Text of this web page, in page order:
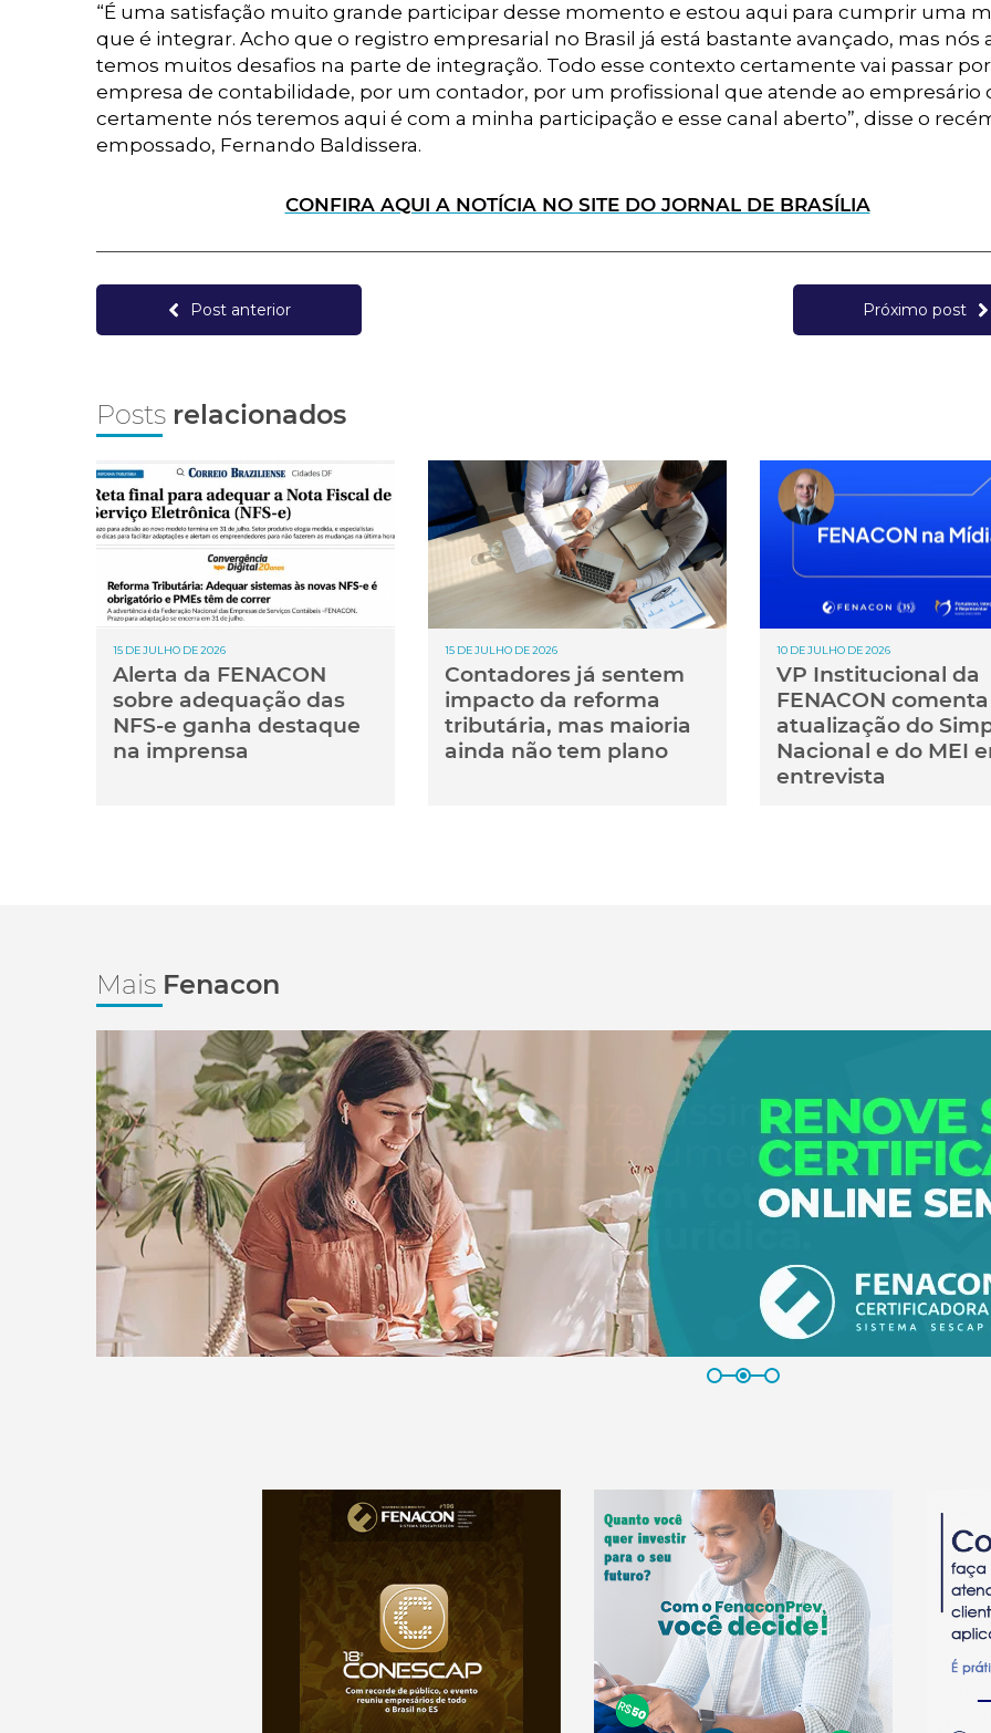
“É uma satisfação muito grande participar desse momento e estou aqui para cumprir uma
que é integrar. Acho que o registro empresarial no Brasil já está bastante avançado, mas nós
temos muitos desafios na parte de integração. Todo esse contexto certamente vai passar
empresa de contabilidade, por um contador, por um profissional que atende ao empresário
certamente nós teremos aqui é com a minha participação e esse canal aberto”, disse o
empossado, Fernando Baldissera.
CONFIRA AQUI A NOTÍCIA NO SITE DO JORNAL DE BRASÍLIA
Post anterior Próximo post
Posts relacionados
15 DE JULHO DE 2026
Alerta da FENACON
sobre adequação das
NFS-e ganha destaque
na imprensa
15 DE JULHO DE 2026
Contadores já sentem
impacto da reforma
tributária, mas maioria
ainda não tem plano
10 DE JULHO DE 2026
VP Institucional da
FENACON comenta
atualização do
Nacional e do MEI
entrevista
Mais Fenacon